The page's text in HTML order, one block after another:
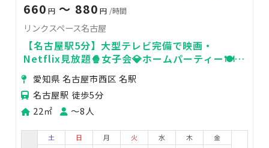
660 円 〜 880 円 /時間
リンクスペース名古屋
【名古屋駅5分】大型テレビ完備で映画・
Netflix見放題🍿女子会💎ホームパーティー🍽飲
食OK／24時間365日利用OK🏪高速Wifi✨
愛知県 名古屋市西区 名駅
名古屋駅 徒歩5分
22㎡
〜8人
土
日
月
火
水
木
金